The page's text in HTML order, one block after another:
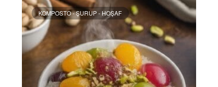
KOMPOSTO - ŞURUP - HOŞAF